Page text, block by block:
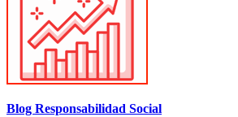
Blog Responsabilidad Social